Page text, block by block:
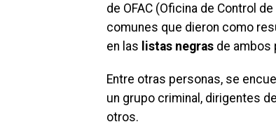
de OFAC (Oficina de Control
comunes que dieron como
en las listas negras de ambos
Entre otras personas, se
un grupo criminal, dirigentes
otros.